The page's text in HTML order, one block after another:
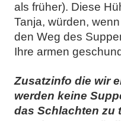
als früher). Diese
Tanja, würden,
den Weg des
Ihre armen
Zusatzinfo die wir
werden keine
das Schlachten zu